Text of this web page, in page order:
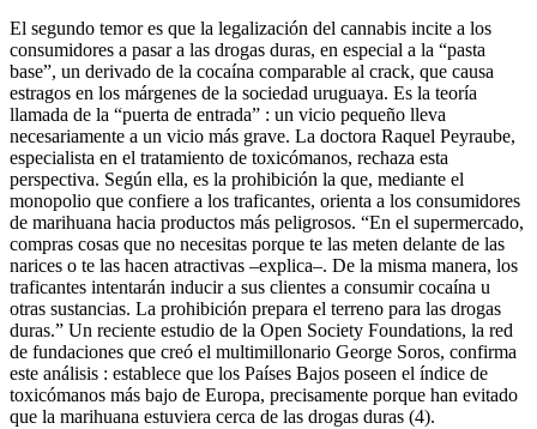
El segundo temor es que la legalización del cannabis incite a los
consumidores a pasar a las drogas duras, en especial a la “pasta
base”, un derivado de la cocaína comparable al crack, que causa
estragos en los márgenes de la sociedad uruguaya. Es la teoría
llamada de la “puerta de entrada” : un vicio pequeño lleva
necesariamente a un vicio más grave. La doctora Raquel Peyraube,
especialista en el tratamiento de toxicómanos, rechaza esta
perspectiva. Según ella, es la prohibición la que, mediante el
monopolio que confiere a los traficantes, orienta a los consumidores
de marihuana hacia productos más peligrosos. “En el supermercado,
compras cosas que no necesitas porque te las meten delante de las
narices o te las hacen atractivas –explica–. De la misma manera, los
traficantes intentarán inducir a sus clientes a consumir cocaína u
otras sustancias. La prohibición prepara el terreno para las drogas
duras.” Un reciente estudio de la Open Society Foundations, la red
de fundaciones que creó el multimillonario George Soros, confirma
este análisis : establece que los Países Bajos poseen el índice de
toxicómanos más bajo de Europa, precisamente porque han evitado
que la marihuana estuviera cerca de las drogas duras (4).